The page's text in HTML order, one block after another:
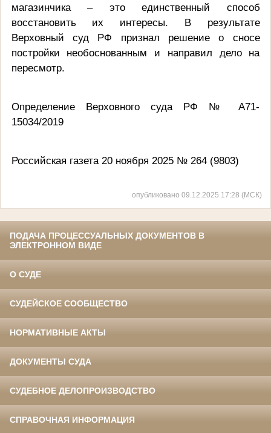
магазинчика – это единственный способ
восстановить их интересы. В результате
Верховный суд РФ признал решение о сносе
постройки необоснованным и направил дело на
пересмотр.
Определение Верховного суда РФ № А71-
15034/2019
Российская газета 20 ноября 2025 № 264 (9803)
опубликовано 09.12.2025 17:28 (МСК)
ПОДАЧА ПРОЦЕССУАЛЬНЫХ ДОКУМЕНТОВ В
ЭЛЕКТРОННОМ ВИДЕ
О СУДЕ
СУДЕЙСКОЕ СООБЩЕСТВО
НОРМАТИВНЫЕ АКТЫ
ДОКУМЕНТЫ СУДА
СУДЕБНОЕ ДЕЛОПРОИЗВОДСТВО
СПРАВОЧНАЯ ИНФОРМАЦИЯ